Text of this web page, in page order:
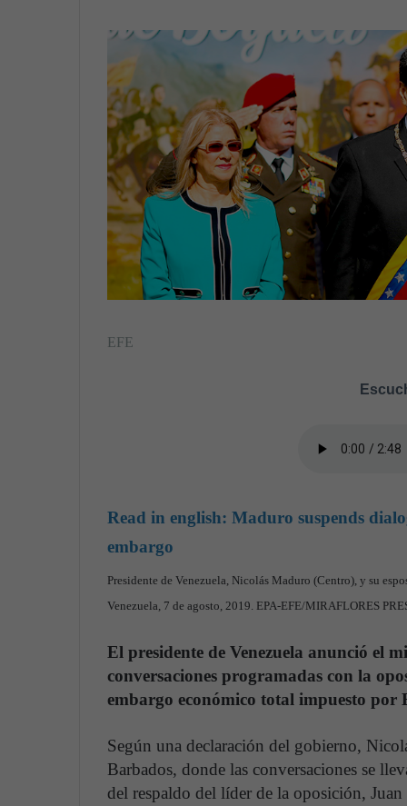
n
a
n
e
m
a
i
EFE
Read in english: Maduro suspends
embargo
Presidente de Venezuela, Nicolás Maduro (Centro), y su
Venezuela, 7 de agosto, 2019. EPA-EFE/MIRAFLORES
El presidente de Venezuela anunció el
conversaciones programadas con la
embargo económico total impuesto por
Según una declaración del gobierno,
Barbados, donde las conversaciones se
del respaldo del líder de la oposición,